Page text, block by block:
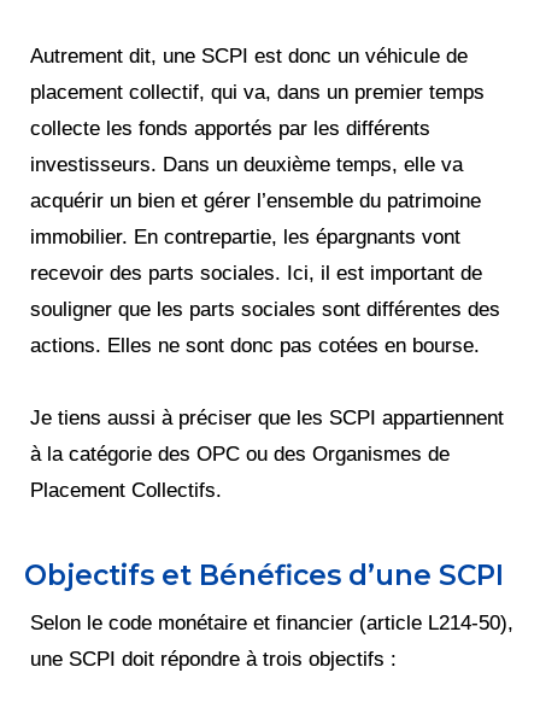
Autrement dit, une SCPI est donc un véhicule de
placement collectif, qui va, dans un premier temps
collecte les fonds apportés par les différents
investisseurs. Dans un deuxième temps, elle va
acquérir un bien et gérer l’ensemble du patrimoine
immobilier. En contrepartie, les épargnants vont
recevoir des parts sociales. Ici, il est important de
souligner que les parts sociales sont différentes des
actions. Elles ne sont donc pas cotées en bourse.
Je tiens aussi à préciser que les SCPI appartiennent
à la catégorie des OPC ou des Organismes de
Placement Collectifs.
Objectifs et Bénéfices d’une SCPI
Selon le code monétaire et financier (article L214-50),
une SCPI doit répondre à trois objectifs :